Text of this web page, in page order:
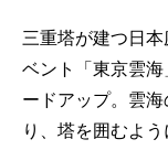
三重塔が建つ日
ベント「東京雲
ードアップ。雲
り、塔を囲むよ